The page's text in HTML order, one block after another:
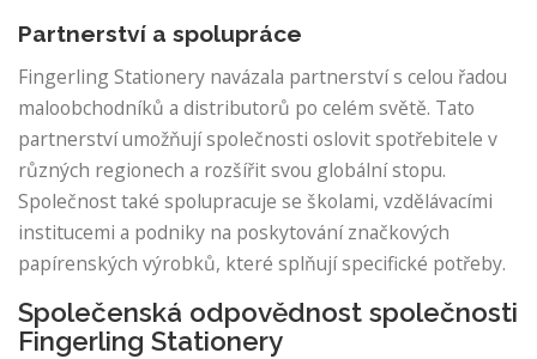
Partnerství a spolupráce
Fingerling Stationery navázala partnerství s celou řadou
maloobchodníků a distributorů po celém světě. Tato
partnerství umožňují společnosti oslovit spotřebitele v
různých regionech a rozšířit svou globální stopu.
Společnost také spolupracuje se školami, vzdělávacími
institucemi a podniky na poskytování značkových
papírenských výrobků, které splňují specifické potřeby.
Společenská odpovědnost společnosti
Fingerling Stationery